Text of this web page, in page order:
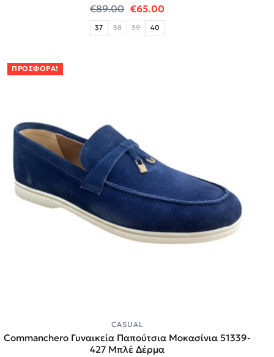
€89.00 Original price was: €89.00.
€65.00Η τρέχουσα τιμή
37 38 39 40
ΠΡΟΣΦΟΡΆ!
CASUAL
Commanchero Γυναικεία Παπούτσια Μοκασίνια 51339-
427 Mπλέ Δέρμα